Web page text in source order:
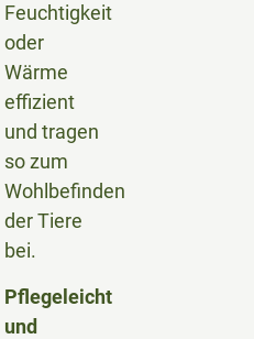
Feuchtigkeit
oder
Wärme
effizient
und tragen
so zum
Wohlbefinden
der Tiere
bei.
Pflegeleicht
und